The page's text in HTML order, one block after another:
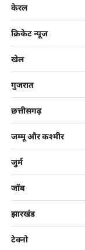
केरल
क्रिकेट न्यूज
खेल
गुजरात
छत्तीसगढ़
जम्मू और कश्मीर
जुर्म
जॉब
झारखंड
टेक्नो